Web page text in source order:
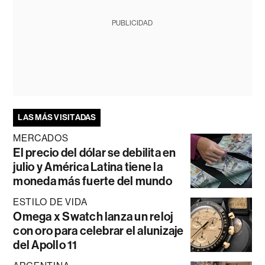
PUBLICIDAD
LAS MÁS VISITADAS
MERCADOS
El precio del dólar se debilita en
julio y América Latina tiene la
moneda más fuerte del mundo
ESTILO DE VIDA
Omega x Swatch lanza un reloj
con oro para celebrar el alunizaje
del Apollo 11